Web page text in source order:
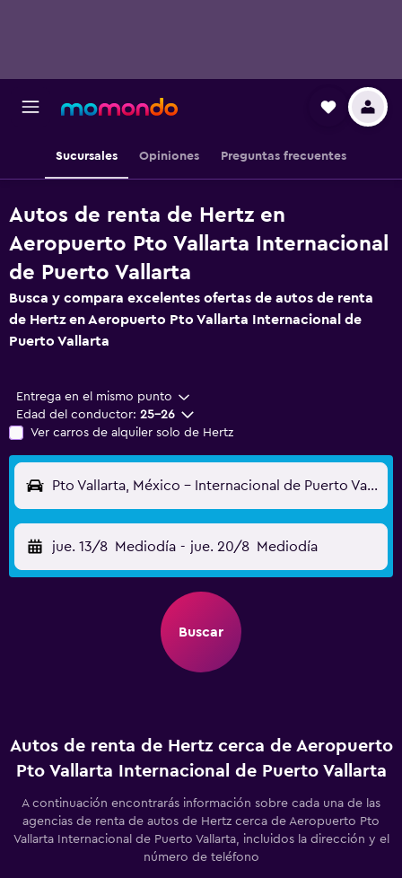
Sucursales Opiniones Preguntas frecuentes
Autos de renta de Hertz en
Aeropuerto Pto Vallarta Internacional
de Puerto Vallarta
Busca y compara excelentes ofertas de autos de renta
de Hertz en Aeropuerto Pto Vallarta Internacional de
Puerto Vallarta
Entrega en el mismo punto
Edad del conductor: 25-26
Ver carros de alquiler solo de Hertz
Pto Vallarta, México - Internacional de Puerto Vallarta (PVR)
jue. 13/8 Mediodía - jue. 20/8 Mediodía
Buscar
Autos de renta de Hertz cerca de Aeropuerto
Pto Vallarta Internacional de Puerto Vallarta
A continuación encontrarás información sobre cada una de las
agencias de renta de autos de Hertz cerca de Aeropuerto Pto
Vallarta Internacional de Puerto Vallarta, incluidos la dirección y el
número de teléfono